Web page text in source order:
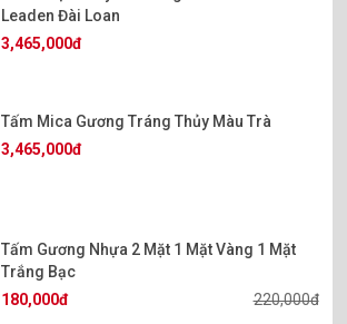
Leaden Đài Loan
3,465,000đ
Tấm Mica Gương Tráng Thủy Màu Trà
3,465,000đ
Tấm Gương Nhựa 2 Mặt 1 Mặt Vàng 1 Mặt
Trắng Bạc
180,000đ
220,000đ